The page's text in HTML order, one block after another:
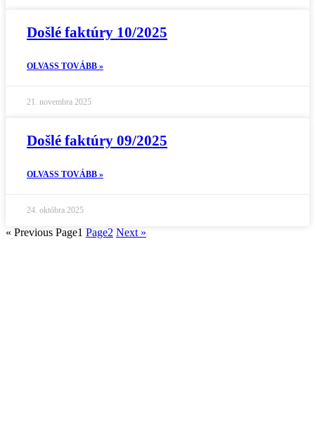
Došlé faktúry 10/2025
OLVASS TOVÁBB »
21. novembra 2025
Došlé faktúry 09/2025
OLVASS TOVÁBB »
24. októbra 2025
« Previous Page1 Page2 Next »